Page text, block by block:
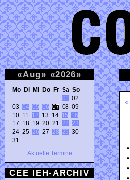
«Aug» «2026»
Mo Di Mi Do Fr Sa So
01
02
03 04 05 06 07 08 09
10 11 12 13 14 15
16
17 18 19 20 21 22
23
24 25 26 27 28 29 30
31
Aktuelle Termine
CEE IEH-ARCHIV
«
•
•
•
•